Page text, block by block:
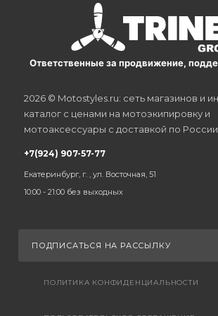
Ответственные за продвижение,
2026 © Motostyles.ru: сеть магазинов и
каталог с ценами на мотоэкипировку и
мотоаксессуары с доставкой по России.
+7(924) 907-57-77
Екатеринбург, г. , ул. Восточная, 51
10:00 - 21:00 без выходных
ПОДПИСАТЬСЯ НА РАССЫЛКУ
ПОЛИТИКА КОНФИДЕНЦИАЛЬНОСТИ